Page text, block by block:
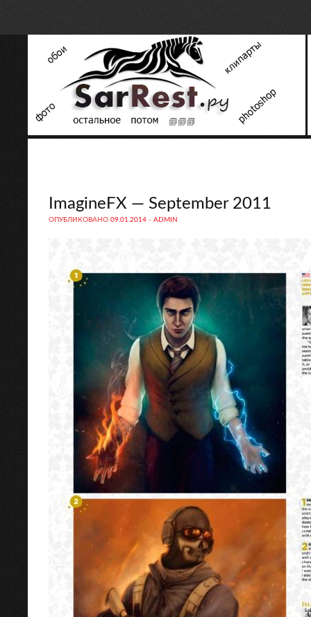
ImagineFX — September 2011
ОПУБЛИКОВАНО 09.01.2014 - ADMIN